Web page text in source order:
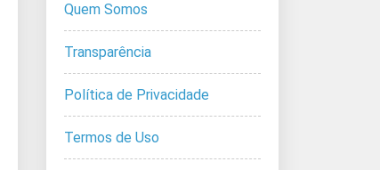
Quem Somos
Transparência
Política de Privacidade
Termos de Uso